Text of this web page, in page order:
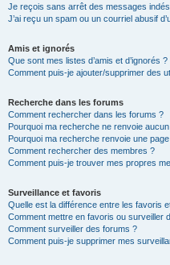
Je reçois sans arrêt des messages
J’ai reçu un spam ou un courriel abusif
Amis et ignorés
Que sont mes listes d’amis et d’ignorés ?
Comment puis-je ajouter/supprimer des
Recherche dans les forums
Comment rechercher dans les forums ?
Pourquoi ma recherche ne renvoie
Pourquoi ma recherche renvoie une
Comment rechercher des membres ?
Comment puis-je trouver mes propres
Surveillance et favoris
Quelle est la différence entre les favoris
Comment mettre en favoris ou surveiller
Comment surveiller des forums ?
Comment puis-je supprimer mes